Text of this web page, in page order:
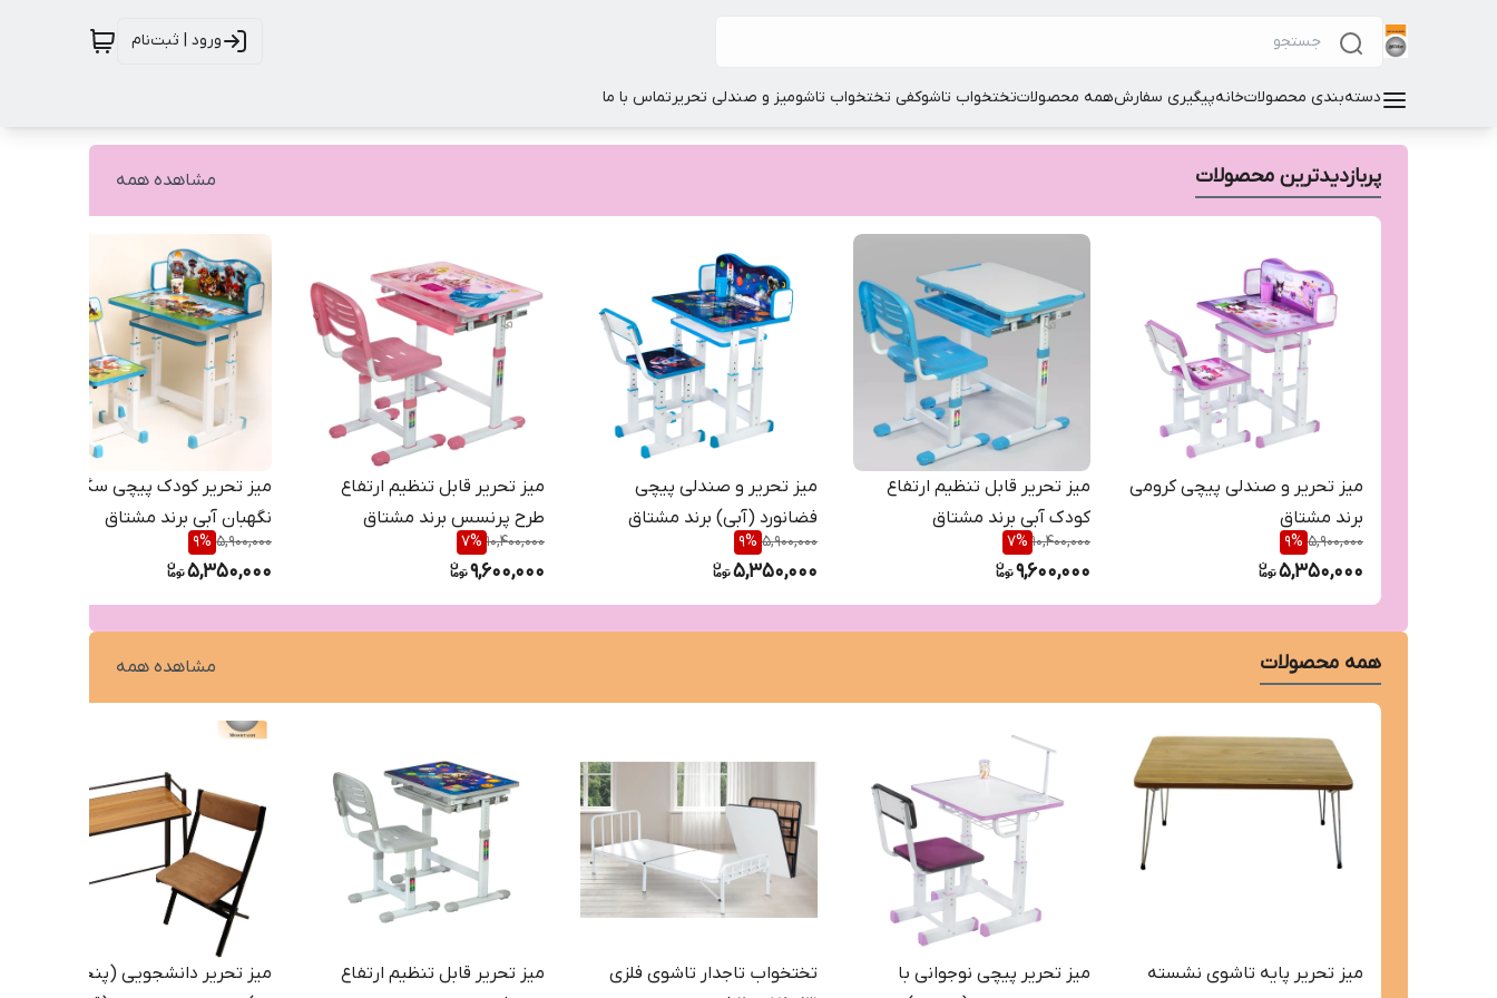
ورود | ثبت‌نام
دسته‌بندی محصولاتخانهپیگیری سفارشهمه محصولاتتختخواب تاشوکفی تختخواب تاشومیز و صندلی تحریرتماس با ما
پربازدیدترین محصولات مشاهده همه
میز تحریر و صندلی پیچی کرومی
برند مشتاق
5,900,000
9%
5,350,000
میز تحریر قابل تنظیم ارتفاع
کودک آبی برند مشتاق
10,400,000
7%
9,600,000
میز تحریر و صندلی پیچی
فضانورد (آبی) برند مشتاق
5,900,000
9%
5,350,000
میز تحریر قابل تنظیم ارتفاع
طرح پرنسس برند مشتاق
10,400,000
7%
9,600,000
میز تحریر کودک پیچی سگهای
نگهبان آبی برند مشتاق
5,900,000
9%
5,350,000
همه محصولات مشاهده همه
میز تحریر پایه تاشوی نشسته
میز تحریر پیچی نوجوانی با
تختخواب تاجدار تاشوی فلزی
میز تحریر قابل تنظیم ارتفاع
میز تحریر دانشجویی (پنجره